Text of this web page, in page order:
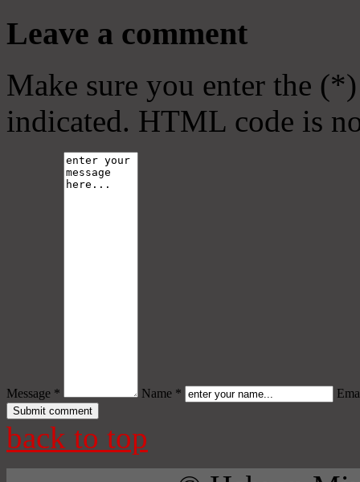
Leave a comment
Make sure you enter the
indicated. HTML code is
Message * Name *
back to top